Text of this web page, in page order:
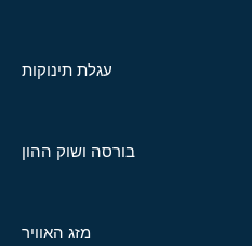
עגלת תינוקות
בורסה ושוק ההון
מזג האוויר